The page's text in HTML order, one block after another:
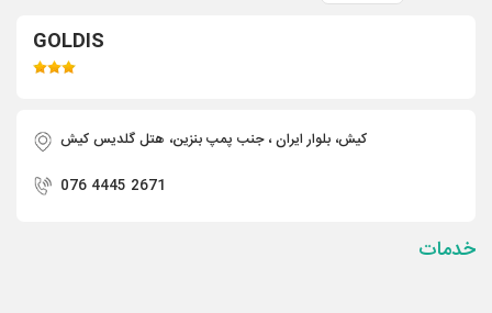
GOLDIS
کیش، بلوار ایران ، جنب پمپ بنزین، هتل گلدیس کیش
076 4445 2671
خدمات